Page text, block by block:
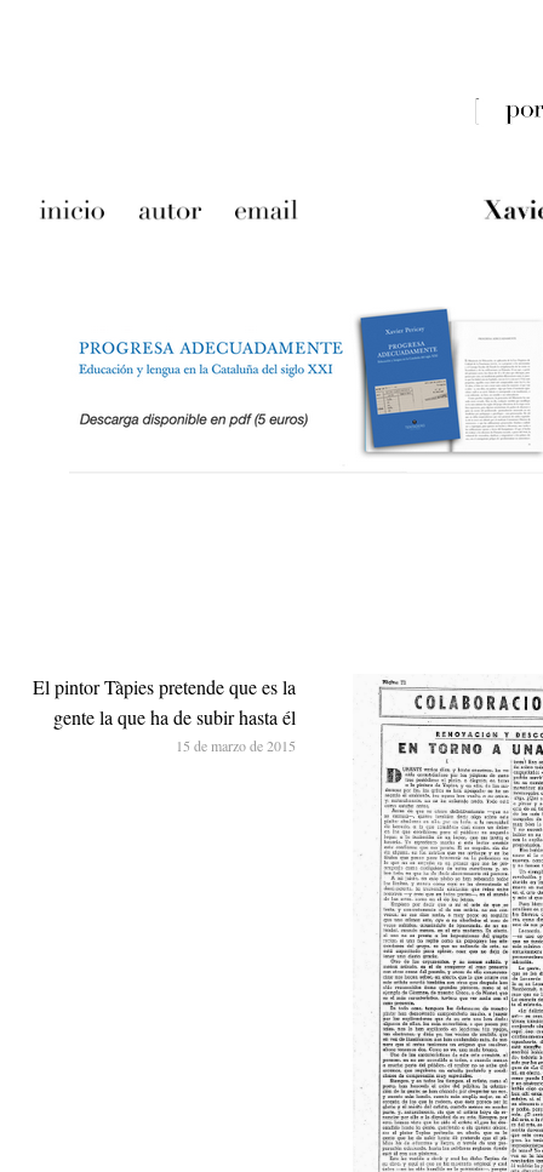
El pintor Tàpies pretende que es la
gente la que ha de subir hasta él
15 de marzo de 2015